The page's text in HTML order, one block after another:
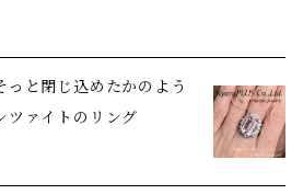
っと閉じ込めたかのよう
ツァイトのリング